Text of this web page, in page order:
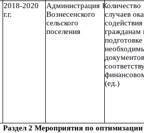
2018-2020
г.г.
Администрация
Вознесенского
сельского
поселения
случаев
содействия
гражданам
подготовке
(ед.)
по оптимизации расходов